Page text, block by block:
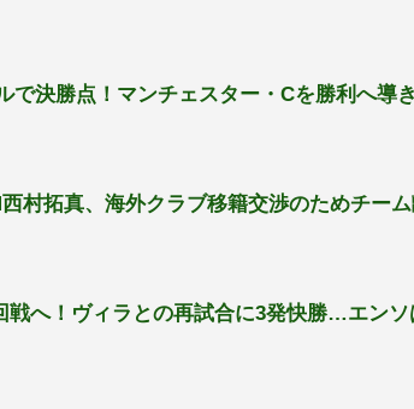
で決勝点！マンチェスター・Cを勝利へ導
村拓真、海外クラブ移籍交渉のためチー
戦へ！ヴィラとの再試合に3発快勝…エン